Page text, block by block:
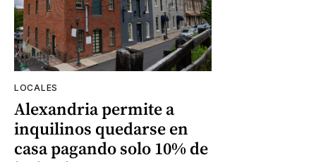
LOCALES
Alexandria permite a
inquilinos quedarse en
casa pagando solo 10% de